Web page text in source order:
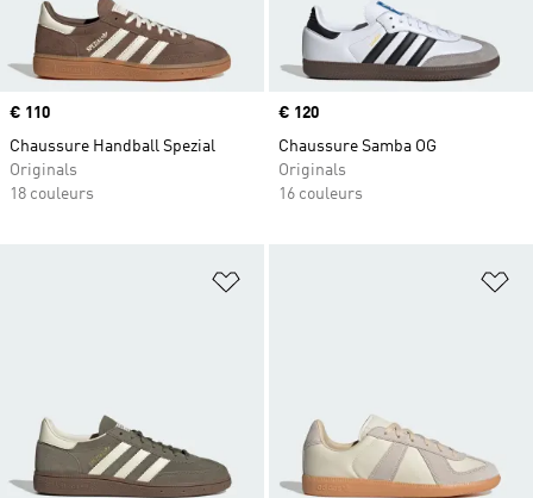
Prix
€ 110
Chaussure Handball Spezial
Originals
18 couleurs
Prix
€ 120
Chaussure Samba OG
Originals
16 couleurs
Ajouter à la Liste de produits